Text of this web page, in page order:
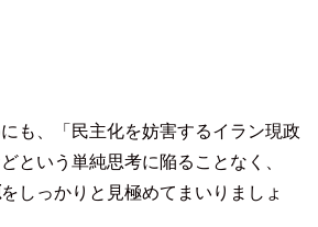
も、「民主化を妨害するイラン現政
という単純思考に陥ることなく、
をしっかりと見極めてまいりましょ